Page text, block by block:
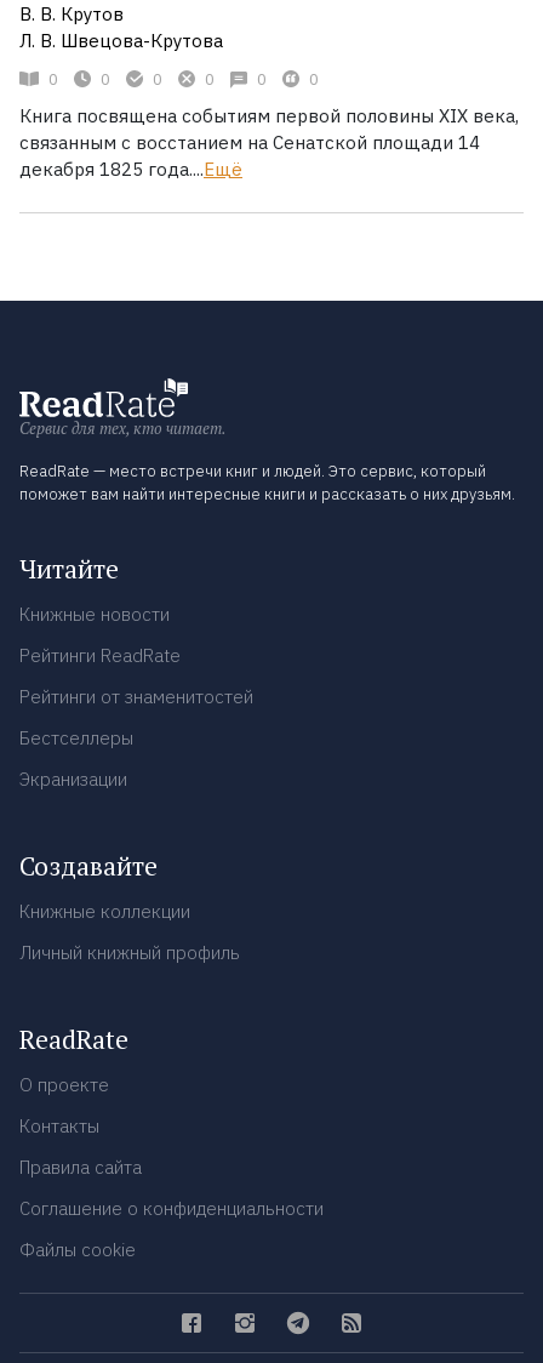
В. В. Крутов
Л. В. Швецова-Крутова
0 0 0 0 0 0
Книга посвящена событиям первой половины ХIХ века,
связанным с восстанием на Сенатской площади 14
декабря 1825 года....Ещё
Сервис для тех, кто читает.
ReadRate — место встречи книг и людей. Это сервис, который
поможет вам найти интересные книги и рассказать о них друзьям.
Читайте
Книжные новости
Рейтинги ReadRate
Рейтинги от знаменитостей
Бестселлеры
Экранизации
Создавайте
Книжные коллекции
Личный книжный профиль
ReadRate
О проекте
Контакты
Правила сайта
Соглашение о конфиденциальности
Файлы cookie